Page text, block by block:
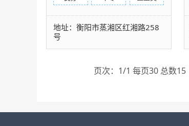
地址：衡阳市蒸湘区红湘路258
号
页次：1/1 每页30 总数15